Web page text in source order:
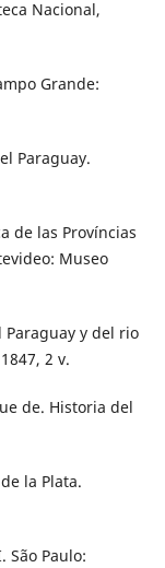
Nacional,
Grande:
Paraguay.
de las Províncias
Museo
Paraguay y del rio
2 v.
de. Historia del
la Plata.
São Paulo: